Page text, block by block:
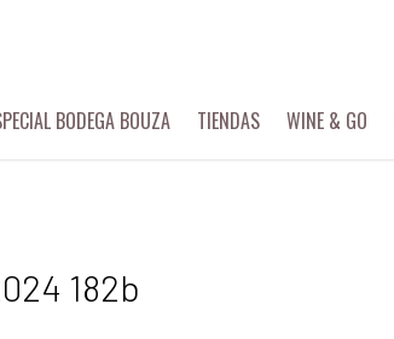
BODEGA BOUZA TIENDAS WINE & GO
182b